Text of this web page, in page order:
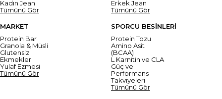
Kadın Jean
Tümünü Gör
Erkek Jean
Tümünü Gör
MARKET
Protein Bar
Granola & Müsli
Glutensiz
Ekmekler
Yulaf Ezmesi
Tümünü Gör
SPORCU BESİNLERİ
Protein Tozu
Amino Asit
(BCAA)
L Karnitin ve CLA
Güç ve
Performans
Takviyeleri
Tümünü Gör